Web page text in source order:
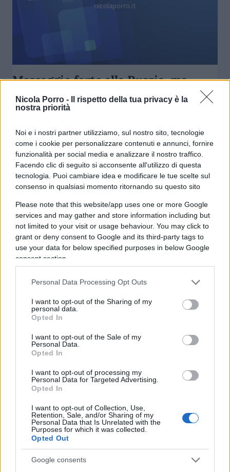
Nicola Porro -
Il rispetto della tua privacy è la
nostra priorità
Noi e i nostri partner utilizziamo, sul nostro sito, tecnologie
come i cookie per personalizzare contenuti e annunci, fornire
funzionalità per social media e analizzare il nostro traffico.
Facendo clic di seguito si acconsente all'utilizzo di questa
tecnologia. Puoi cambiare idea e modificare le tue scelte sul
consenso in qualsiasi momento ritornando su questo sito
Please note that this website/app uses one or more Google
services and may gather and store information including but
not limited to your visit or usage behaviour. You may click to
grant or deny consent to Google and its third-party tags to
use your data for below specified purposes in below Google
consent section.
Personal Data Processing Opt Outs
I want to opt-out of the Sharing of my
personal data.
Opted In
I want to opt-out of the Sale of my
Personal Data.
Opted In
I want to opt-out of processing my
Personal Data for Targeted Advertising.
Opted In
I want to opt-out of Collection, Use,
Retention, Sale, and/or Sharing of my
Personal Data that Is Unrelated with the
Purposes for which it was collected.
Opted Out
Google consents
nicolaporro.it
Messaggio forte alla Russia, ma
l’Occidente deve ancora ritrovare se
stesso (e l’Italia il suo interesse
Federico Punzi
26 Marzo 2018, 21:55
nicolaporro.it
Brexit, Trump, Macron e caso
Skripal: qualcosa non torna nella
vulgata sulle fake news dei “troll”
russi
di
18 Marzo 2018, 14:05